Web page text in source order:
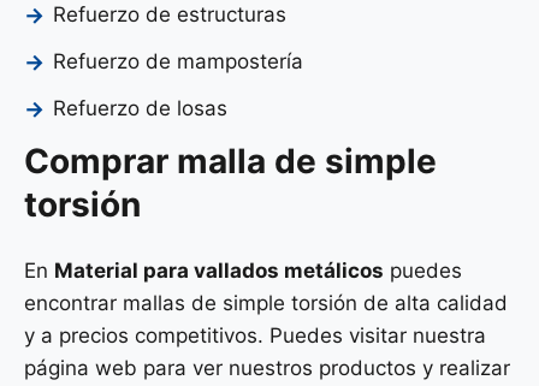
Refuerzo de estructuras
Refuerzo de mampostería
Refuerzo de losas
Comprar malla de simple
torsión
En Material para vallados metálicos puedes
encontrar mallas de simple torsión de alta calidad
y a precios competitivos. Puedes visitar nuestra
página web para ver nuestros productos y realizar